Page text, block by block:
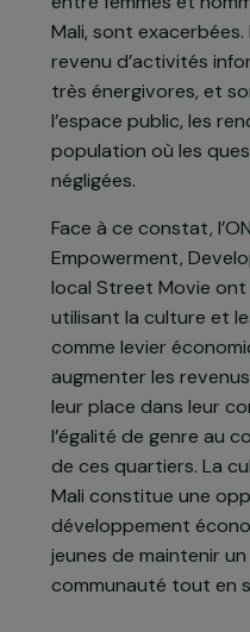
l’emploi, à
L’isolement et la
haine, la
jeunes. Il existe un
économique et de
entre femmes et
Mali, sont
revenu d’activités
très énergivores, et
l’espace public, les
population où les
négligées.
Face à ce constat,
Empowerment,
local Street Movie
utilisant la culture
comme levier
augmenter les